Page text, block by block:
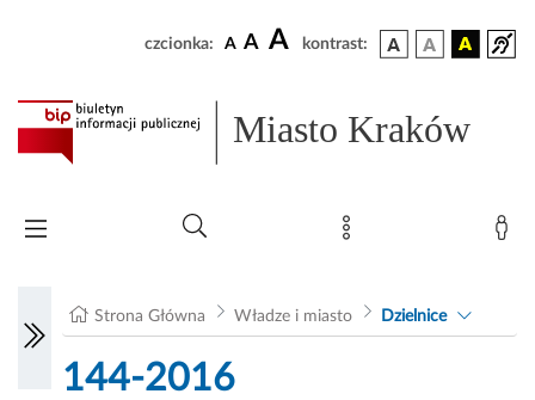
czcionka: A A A kontrast:
Miasto Kraków
Strona Główna Władze i miasto Dzielnice
144-2016